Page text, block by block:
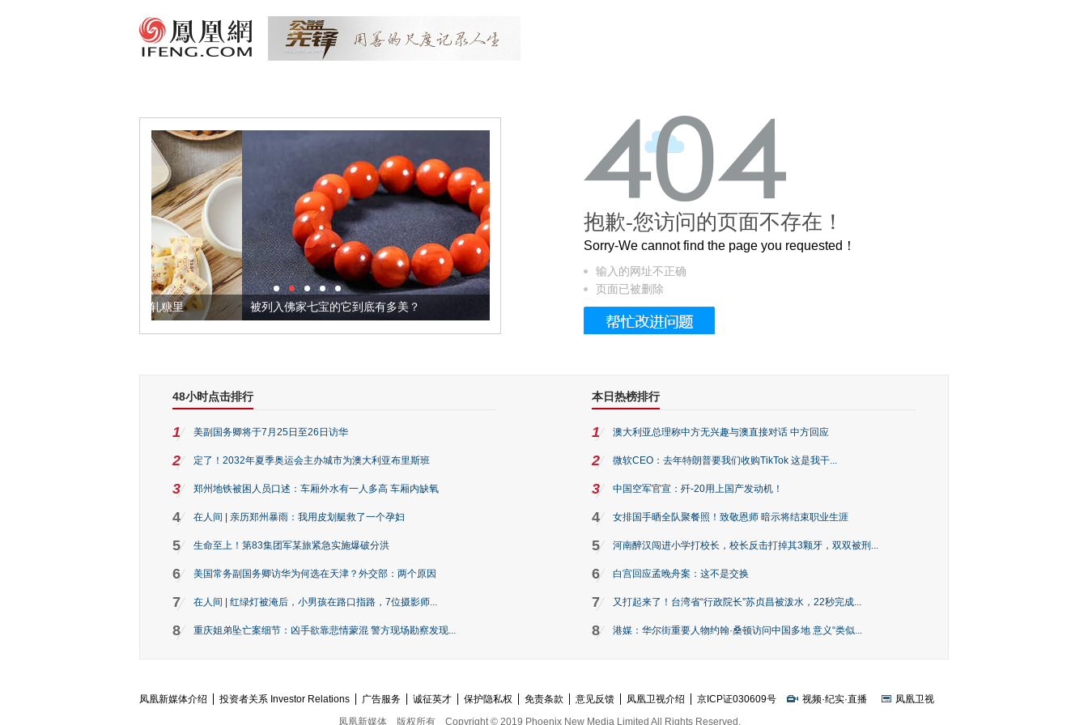
被列入佛家七宝的它到底有多美？ 这个3.2米的长卷，还原了600岁的紫禁城
抱歉-您访问的页面不存在！
Sorry-We cannot find the page you requested！
输入的网址不正确
页面已被删除
48小时点击排行
1 美副国务卿将于7月25日至26日访华
2 定了！2032年夏季奥运会主办城市为澳大利亚布里斯班
3 郑州地铁被困人员口述：车厢外水有一人多高 车厢内缺氧
4 在人间 | 亲历郑州暴雨：我用皮划艇救了一个孕妇
5 生命至上！第83集团军某旅紧急实施爆破分洪
6 美国常务副国务卿访华为何选在天津？外交部：两个原因
7 在人间 | 红绿灯被淹后，小男孩在路口指路，7位摄影师...
8 重庆姐弟坠亡案细节：凶手欲靠悲情蒙混 警方现场勘察发现...
本日热榜排行
1 澳大利亚总理称中方无兴趣与澳直接对话 中方回应
2 微软CEO：去年特朗普要我们收购TikTok 这是我干...
3 中国空军官宣：歼-20用上国产发动机！
4 女排国手晒全队聚餐照！致敬恩师 暗示将结束职业生涯
5 河南醉汉闯进小学打校长，校长反击打掉其3颗牙，双双被刑...
6 白宫回应孟晚舟案：这不是交换
7 又打起来了！台湾省“行政院长”苏贞昌被泼水，22秒完成...
8 港媒：华尔街重要人物约翰·桑顿访问中国多地 意义“类似...
凤凰新媒体介绍 投资者关系 Investor Relations 广告服务 诚征英才 保护隐私权 免责条款 意见反馈 凤凰卫视介绍 京ICP证030609号 视频·纪实·直播
凤凰卫视
凤凰新媒体
版权所有 Copyright © 2019 Phoenix New Media Limited All Rights Reserved.